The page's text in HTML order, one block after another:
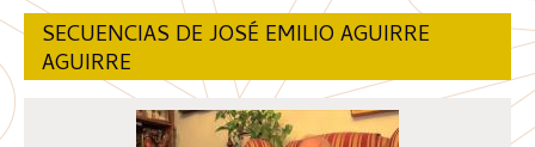
SECUENCIAS DE JOSÉ EMILIO AGUIRRE
AGUIRRE